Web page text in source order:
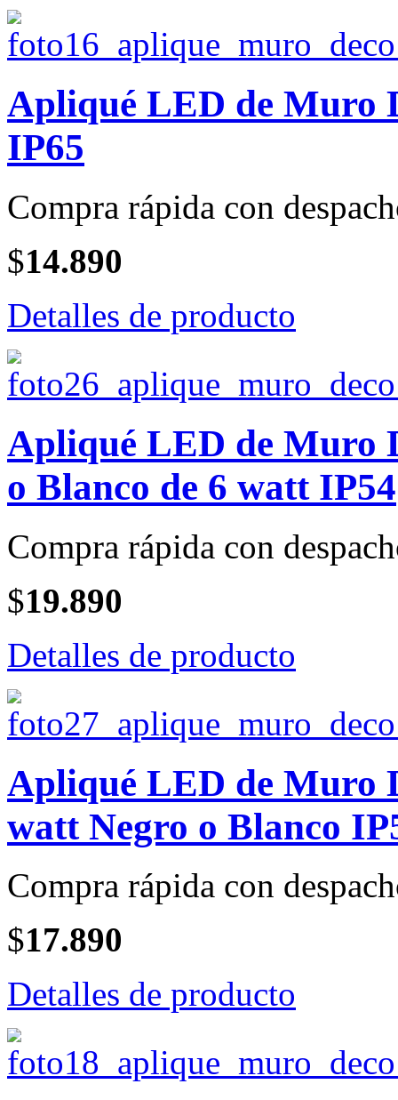
Apliqué LED de Muro
IP65
Compra rápida con
$14.890
Detalles de producto
Apliqué LED de Muro
o Blanco de 6 watt IP54
Compra rápida con
$19.890
Detalles de producto
Apliqué LED de Muro
watt Negro o Blanco
Compra rápida con
$17.890
Detalles de producto